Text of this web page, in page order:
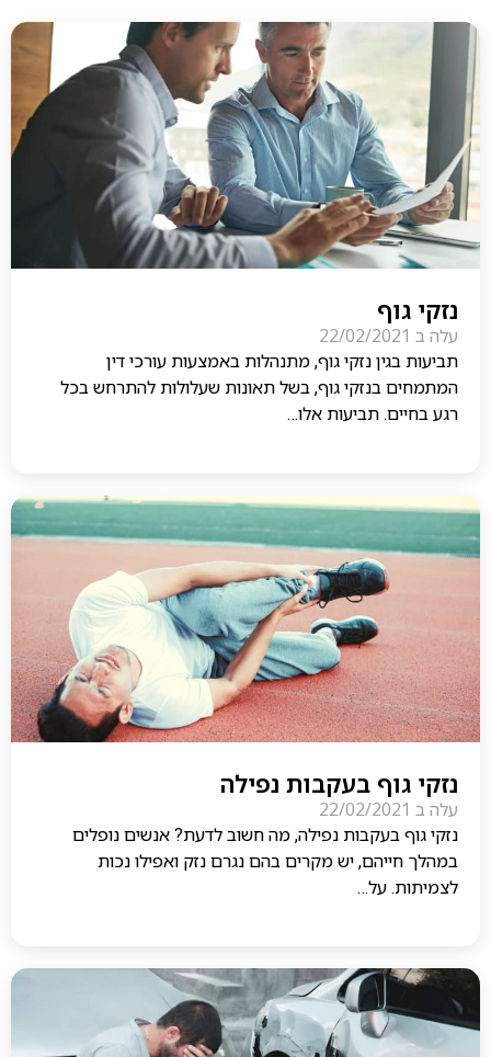
נזקי גוף
עלה ב 22/02/2021
תביעות בגין נזקי גוף, מתנהלות באמצעות עורכי דין
המתמחים בנזקי גוף, בשל תאונות שעלולות להתרחש בכל
רגע בחיים. תביעות אלו…
נזקי גוף בעקבות נפילה
עלה ב 22/02/2021
נזקי גוף בעקבות נפילה, מה חשוב לדעת? אנשים נופלים
במהלך חייהם, יש מקרים בהם נגרם נזק ואפילו נכות
לצמיתות. על…